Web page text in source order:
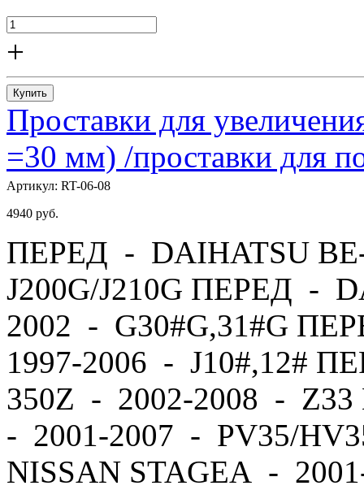
+
Купить
Проставки для
=30 мм) /проставки для
Артикул: RT-06-08
4940 руб.
ПЕРЕД - DAIHATSU
J200G/J210G ПЕРЕД -
2002 - G30#G,31#G
1997-2006 - J10#,12#
350Z - 2002-2008 -
- 2001-2007 - PV35/
NISSAN STAGEA -